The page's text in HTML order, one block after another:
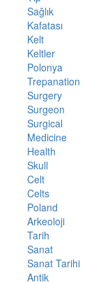
Sağlık
Kafatası
Kelt
Keltler
Polonya
Trepanation
Surgery
Surgeon
Surgical
Medicine
Health
Skull
Celt
Celts
Poland
Arkeoloji
Tarih
Sanat
Sanat Tarihi
Antik